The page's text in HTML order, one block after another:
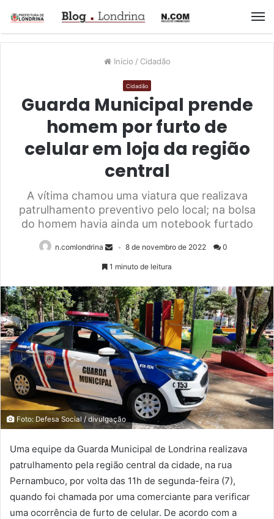
Início / Cidadão
Cidadão
Guarda Municipal prende
homem por furto de
celular em loja da região
central
A vítima chamou uma viatura que realizava
patrulhamento preventivo pelo local; na bolsa
do homem havia ainda um notebook furtado
n.comlondrina 8 de novembro de 2022 0
1 minuto de leitura
Foto: Defesa Social / divulgação
Uma equipe da Guarda Municipal de Londrina realizava
patrulhamento pela região central da cidade, na rua
Pernambuco, por volta das 11h de segunda-feira (7),
quando foi chamada por uma comerciante para verificar
uma ocorrência de furto de celular. De acordo com a